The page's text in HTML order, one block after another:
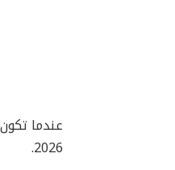
عندما
2026.